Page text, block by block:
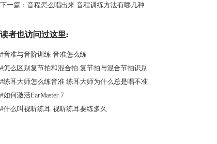
二、听音练耳怎么训练节奏
的模唱和构唱；其次要掌握和弦原位和转位，以及增减和弦的模唱和构
唱；最后就是多多训练学习，接下来使用EarMaster视唱练耳软件给大家
下一篇： 音程怎么唱出来 音程训练方法有哪几种
读者也访问过这里:
#音准与音阶训练 音准怎么练
#怎么区别复节拍和混合拍 复节拍与混合节拍识别
#练耳大师怎么练音准 练耳大师为什么总是唱不准
#如何激活EarMaster 7
#什么叫视听练耳 视听练耳要练多久